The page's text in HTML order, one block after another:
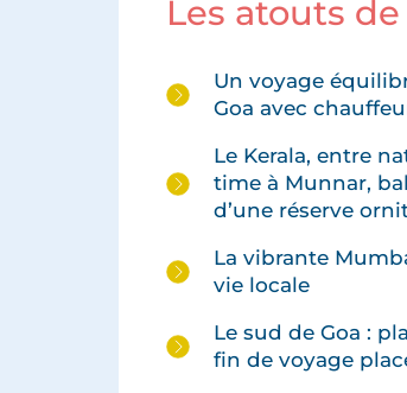
Les atouts
Un voyage
Goa avec
Le Kerala, entre
time à Munnar,
d’une réserve
La vibrante
vie locale
Le sud de Goa :
fin de voyage